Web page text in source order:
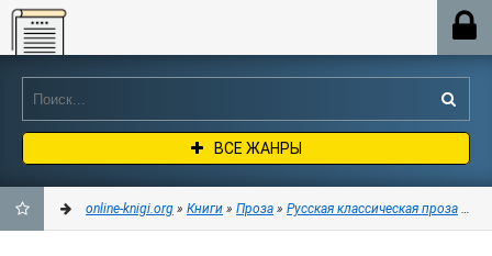
Online-knigi.org
ВСЕ ЖАНРЫ
online-knigi.org » Книги » Проза » Русская классическая проза »